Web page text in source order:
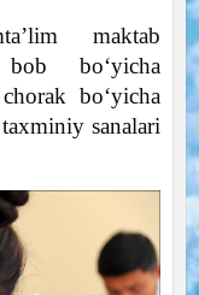
maktab
bo‘yicha
bo‘yicha
sanalari